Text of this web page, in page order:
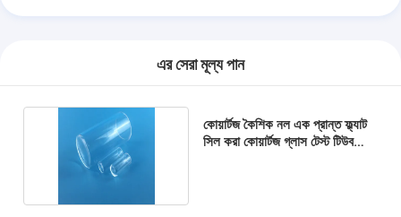
এর সেরা মূল্য পান
কোয়ার্টজ কৈশিক নল এক প্রান্ত ফ্ল্যাট
সিল করা কোয়ার্টজ গ্লাস টেস্ট টিউব